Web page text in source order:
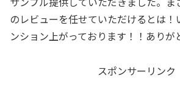
のレビューを任せていただけるとは！
ンション上がっております！！ありが
スポンサーリンク